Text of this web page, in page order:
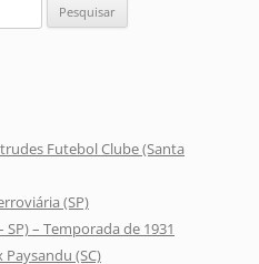
Futebol Clube (Santa
(SP)
– Temporada de 1931
Paysandu (SC)